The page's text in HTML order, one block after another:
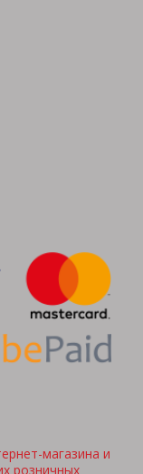
магазина и
розничных